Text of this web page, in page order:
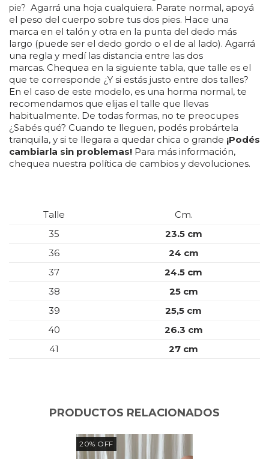
pie? Agarrá una hoja cualquiera. Parate normal, apoyá
el peso del cuerpo sobre tus dos pies. Hace una
marca en el talón y otra en la punta del dedo más
largo (puede ser el dedo gordo o el de al lado). Agarrá
una regla y medí las distancia entre las dos
marcas. Chequea en la siguiente tabla, que talle es el
que te corresponde ¿Y si estás justo entre dos talles?
En el caso de este modelo, es una horma normal, te
recomendamos que elijas el talle que llevas
habitualmente. De todas formas, no te preocupes
¿Sabés qué? Cuando te lleguen, podés probártela
tranquila, y si te llegara a quedar chica o grande ¡Podés
cambiarla sin problemas! Para más información,
chequea nuestra política de cambios y devoluciones.
Talle
Cm.
35
23.5 cm
36
24 cm
37
24.5 cm
38
25 cm
39
25,5 cm
40
26.3 cm
41
27 cm
PRODUCTOS RELACIONADOS
20% OFF